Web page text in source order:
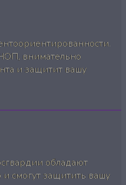
внимательно
и защитит вашу
обладают
смогут защитить вашу